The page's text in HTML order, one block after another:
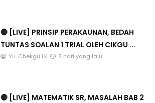
🔴 [LIVE] PRINSIP PERAKAUNAN, BEDAH
TUNTAS SOALAN 1 TRIAL OLEH CIKGU ...
Yu. Chekgu LK 8 hari yang lalu
🔴 [LIVE] MATEMATIK SR, MASALAH BAB 2